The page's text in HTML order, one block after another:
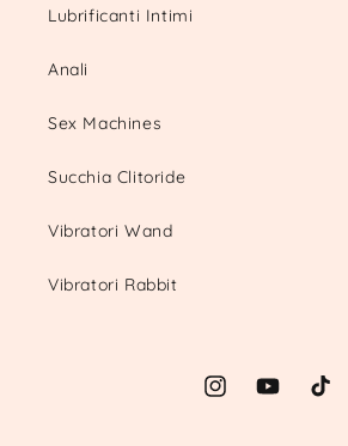
Lubrificanti Intimi
Anali
Sex Machines
Succhia Clitoride
Vibratori Wand
Vibratori Rabbit
InstagramYouTubeTikTok